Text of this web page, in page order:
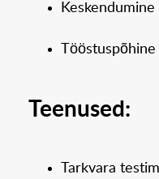
Teenused:
Tarkvara